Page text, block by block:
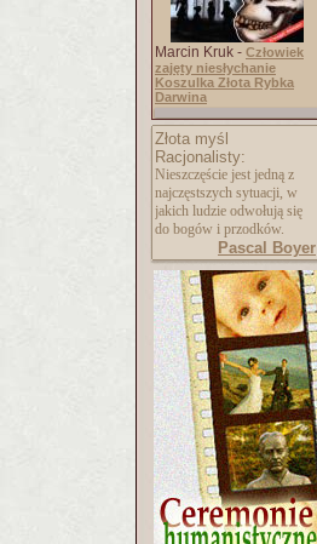
Marcin Kruk - Człowiek
zajęty niesłychanie
Koszulka Złota Rybka
Darwina
Złota myśl
Racjonalisty:
Nieszczęście jest jedną z
najczęstszych sytuacji, w
jakich ludzie odwołują się
do bogów i przodków.
Pascal Boyer